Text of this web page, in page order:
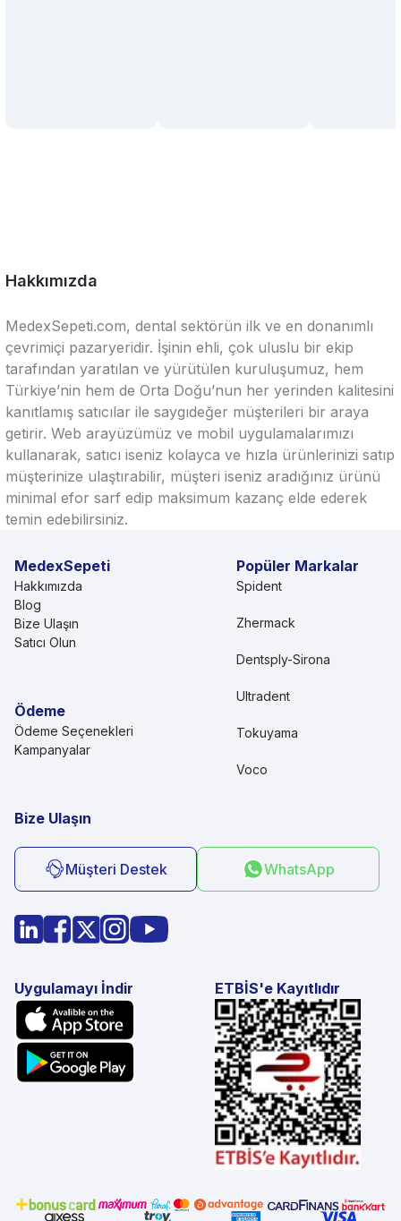
Hakkımızda
MedexSepeti.com, dental sektörün ilk ve en donanımlı
çevrimiçi pazaryeridir. İşinin ehli, çok uluslu bir ekip
tarafından yaratılan ve yürütülen kuruluşumuz, hem
Türkiye’nin hem de Orta Doğu’nun her yerinden kalitesini
kanıtlamış satıcılar ile saygıdeğer müşterileri bir araya
getirir. Web arayüzümüz ve mobil uygulamalarımızı
kullanarak, satıcı iseniz kolayca ve hızla ürünlerinizi satıp
müşterinize ulaştırabilir, müşteri iseniz aradığınız ürünü
minimal efor sarf edip maksimum kazanç elde ederek
temin edebilirsiniz.
MedexSepeti
Hakkımızda
Blog
Bize Ulaşın
Satıcı Olun
Ödeme
Ödeme Seçenekleri
Kampanyalar
Popüler Markalar
Spident
Zhermack
Dentsply-Sirona
Ultradent
Tokuyama
Voco
Bize Ulaşın
Müşteri Destek WhatsApp
Uygulamayı İndir ETBİS'e Kayıtlıdır